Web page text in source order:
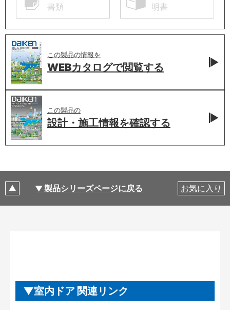
書類
明書
この製品の情報を
WEBカタログで閲覧する
この製品の
設計・施工情報を確認する
製品シリーズページに戻る お気に入り
室内ドア 関連リンク